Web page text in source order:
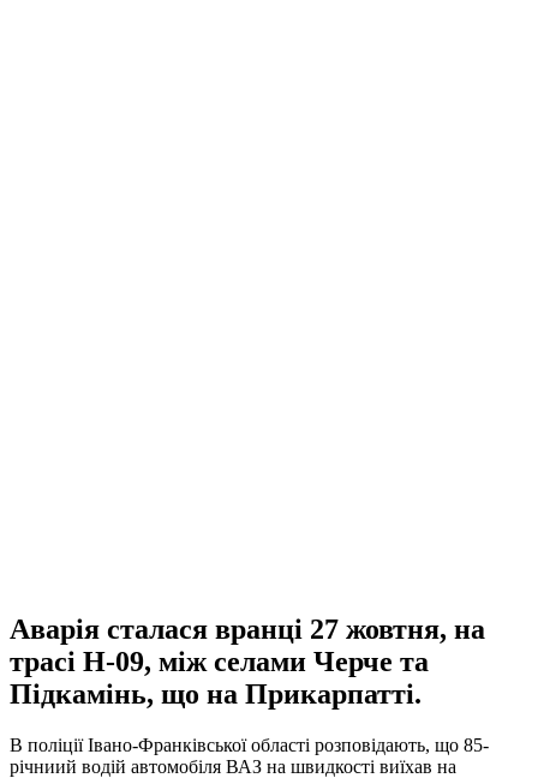
Аварія сталася вранці 27 жовтня, на
трасі Н-09, між селами Черче та
Підкамінь, що на Прикарпатті.
В поліції Івано-Франківської області розповідають, що 85-
річниий водій автомобіля ВАЗ на швидкості виїхав на